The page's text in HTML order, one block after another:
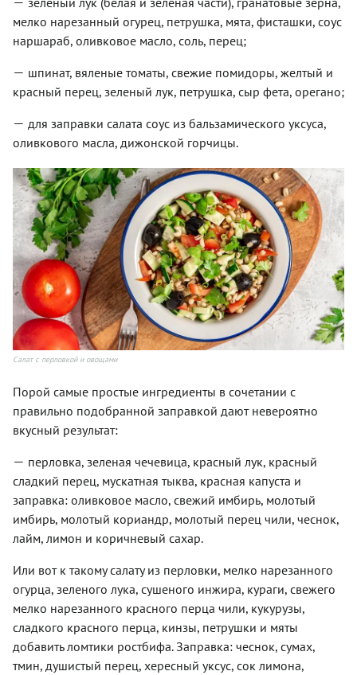
мелко нарезанный огурец, петрушка, мята, фисташки, соус
наршараб, оливковое масло, соль, перец;
— шпинат, вяленые томаты, свежие помидоры, желтый и
красный перец, зеленый лук, петрушка, сыр фета, орегано;
— для заправки салата соус из бальзамического уксуса,
оливкового масла, дижонской горчицы.
Салат с перловкой и овощами
Порой самые простые ингредиенты в сочетании с
правильно подобранной заправкой дают невероятно
вкусный результат:
— перловка, зеленая чечевица, красный лук, красный
сладкий перец, мускатная тыква, красная капуста и
заправка: оливковое масло, свежий имбирь, молотый
имбирь, молотый кориандр, молотый перец чили, чеснок,
лайм, лимон и коричневый сахар.
Или вот к такому салату из перловки, мелко нарезанного
огурца, зеленого лука, сушеного инжира, кураги, свежего
мелко нарезанного красного перца чили, кукурузы,
сладкого красного перца, кинзы, петрушки и мяты
добавить ломтики ростбифа. Заправка: чеснок, сумах,
тмин, душистый перец, хересный уксус, сок лимона,